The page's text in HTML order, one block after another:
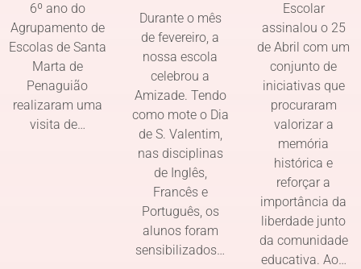
6º ano do
Agrupamento de
Escolas de Santa
Marta de
Penaguião
realizaram uma
visita de…
Durante o mês
de fevereiro, a
nossa escola
celebrou a
Amizade. Tendo
como mote o Dia
de S. Valentim,
nas disciplinas
de Inglês,
Francês e
Português, os
alunos foram
sensibilizados…
Escolar
assinalou o 25
de Abril com um
conjunto de
iniciativas que
procuraram
valorizar a
memória
histórica e
reforçar a
importância da
liberdade junto
da comunidade
educativa. Ao…